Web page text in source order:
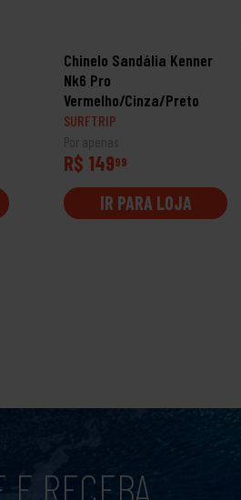
Chinelo Sandália Kenner
Nk6 Pro
Vermelho/Cinza/Preto
SURFTRIP
Por apenas
R$ 14999
IR PARA LOJA
E RECEBA